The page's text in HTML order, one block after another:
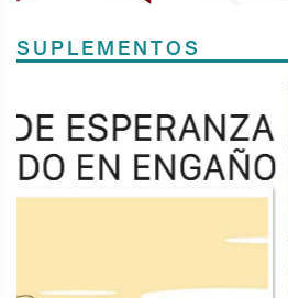
SUPLEMENTOS